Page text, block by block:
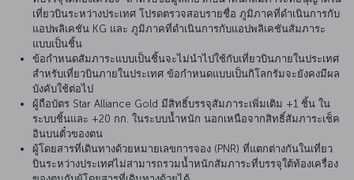
เที่ยวบินระหว่างประเทศ โปรดตรวจสอบรายชื่อ ภูมิภาคที่ดำเนินการกับ
แอปพลิเคชัน KG และ ภูมิภาคที่ดำเนินการกับแอปพลิเคชันสัมภาระ
แบบเป็นชิ้น
ข้อกำหนดสัมภาระแบบเป็นชิ้นจะไม่นำไปใช้กับเที่ยวบินภายในประเทศ
สำหรับเที่ยวบินภายในประเทศ ข้อกำหนดแบบเป็นกิโลกรัมจะยังคงมีผล
บังคับใช้ต่อไป
ผู้ถือบัตร Star Alliance Gold มีสิทธิ์บรรจุสัมภาระเพิ่มเติม +1 ชิ้น ใน
ระบบชิ้นและ +20 กก. ในระบบน้ำหนัก นอกเหนือจากสิทธิ์สัมภาระเช็ค
อินบนตั๋วของตน
ผู้โดยสารที่เดินทางด้วยหมายเลขการจอง (PNR) ที่แตกต่างกันในเที่ยว
บินระหว่างประเทศไม่สามารถรวมน้ำหนักสัมภาระที่บรรจุใต้ท้องเครื่อง